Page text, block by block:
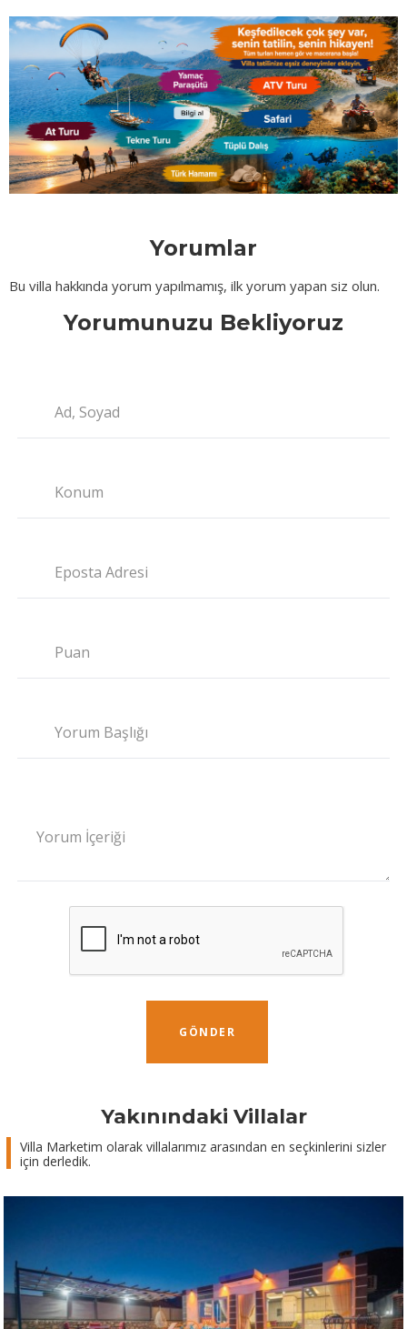
Yorumlar
Bu villa hakkında yorum yapılmamış, ilk yorum yapan siz olun.
Yorumunuzu Bekliyoruz
Ad, Soyad
Konum
Eposta Adresi
Puan
Yorum Başlığı
Yorum İçeriği
GÖNDER
Yakınındaki Villalar
Villa Marketim olarak villalarımız arasından en seçkinlerini sizler
için derledik.